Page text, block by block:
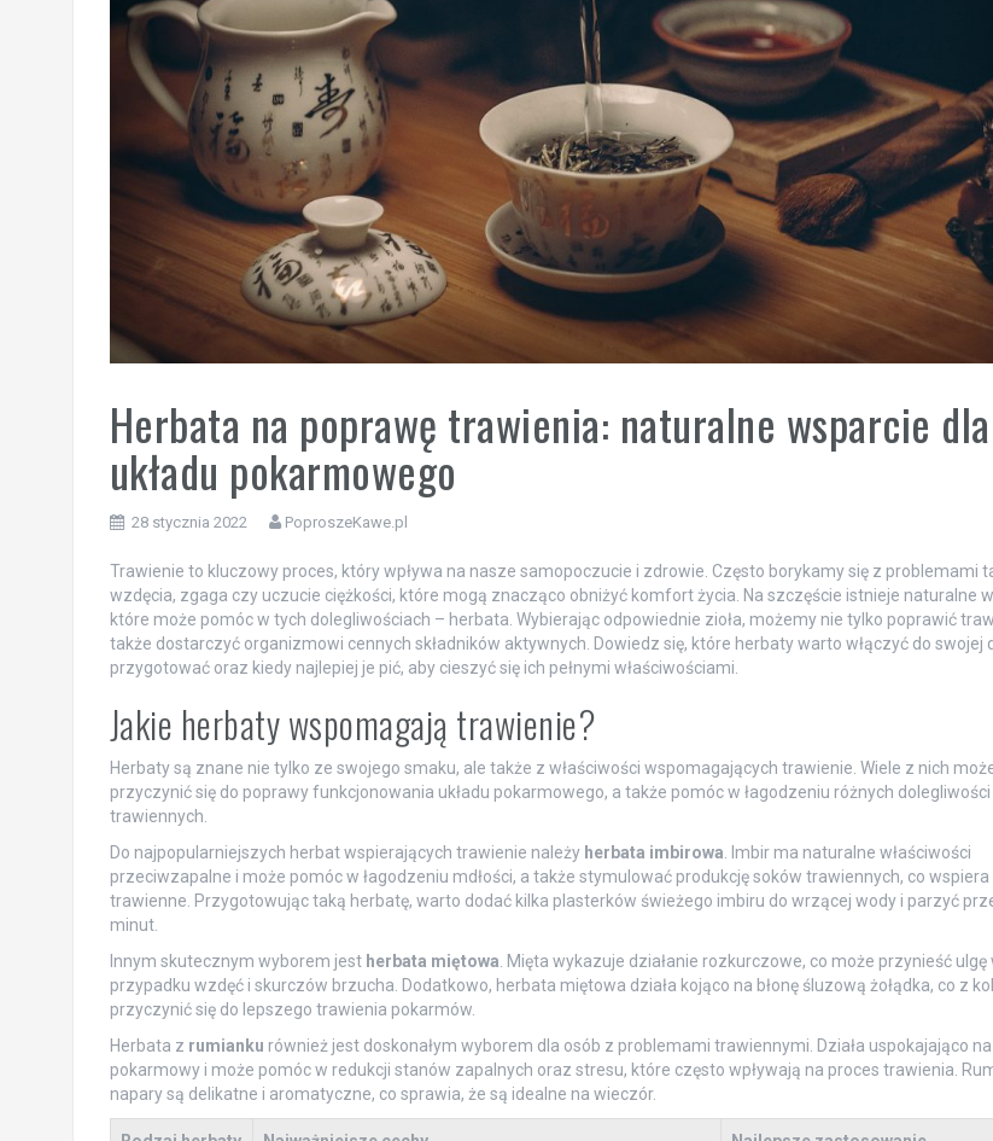
Herbata na poprawę trawienia: naturalne wsparcie dla
układu pokarmowego
28 stycznia 2022 PoproszeKawe.pl
Trawienie to kluczowy proces, który wpływa na nasze samopoczucie i zdrowie. Często borykamy się z problemami
wzdęcia, zgaga czy uczucie ciężkości, które mogą znacząco obniżyć komfort życia. Na szczęście istnieje naturalne
które może pomóc w tych dolegliwościach – herbata. Wybierając odpowiednie zioła, możemy nie tylko poprawić
także dostarczyć organizmowi cennych składników aktywnych. Dowiedz się, które herbaty warto włączyć do swojej
przygotować oraz kiedy najlepiej je pić, aby cieszyć się ich pełnymi właściwościami.
Jakie herbaty wspomagają trawienie?
Herbaty są znane nie tylko ze swojego smaku, ale także z właściwości wspomagających trawienie. Wiele z nich
przyczynić się do poprawy funkcjonowania układu pokarmowego, a także pomóc w łagodzeniu różnych dolegliwości
trawiennych.
Do najpopularniejszych herbat wspierających trawienie należy herbata imbirowa . Imbir ma naturalne właściwości
przeciwzapalne i może pomóc w łagodzeniu mdłości, a także stymulować produkcję soków trawiennych, co wspiera
trawienne. Przygotowując taką herbatę, warto dodać kilka plasterków świeżego imbiru do wrzącej wody i parzyć
minut.
Innym skutecznym wyborem jest herbata miętowa . Mięta wykazuje działanie rozkurczowe, co może przynieść ulgę
przypadku wzdęć i skurczów brzucha. Dodatkowo, herbata miętowa działa kojąco na błonę śluzową żołądka, co z
przyczynić się do lepszego trawienia pokarmów.
Herbata z rumianku również jest doskonałym wyborem dla osób z problemami trawiennymi. Działa uspokajająco na
pokarmowy i może pomóc w redukcji stanów zapalnych oraz stresu, które często wpływają na proces trawienia.
napary są delikatne i aromatyczne, co sprawia, że są idealne na wieczór.